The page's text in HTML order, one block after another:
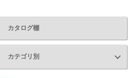
カタログ棚
カテゴリ別